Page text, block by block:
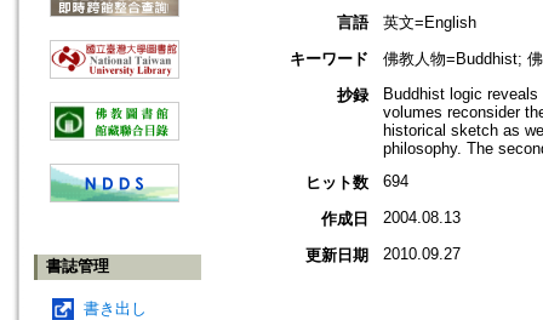
書誌管理
書き出し
言語
英文=English
キーワード
佛教人物=Buddhist;
抄録
Buddhist logic
volumes reconsider
historical sketch as
philosophy. The
ヒット数
694
作成日 2004.08.13
更新日期 2010.09.27